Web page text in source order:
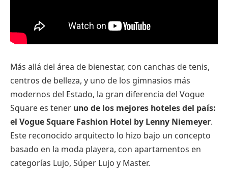
Más allá del área de bienestar, con canchas de tenis,
centros de belleza, y uno de los gimnasios más
modernos del Estado, la gran diferencia del Vogue
Square es tener uno de los mejores hoteles del país:
el Vogue Square Fashion Hotel by Lenny Niemeyer.
Este reconocido arquitecto lo hizo bajo un concepto
basado en la moda playera, con apartamentos en
categorías Lujo, Súper Lujo y Master.